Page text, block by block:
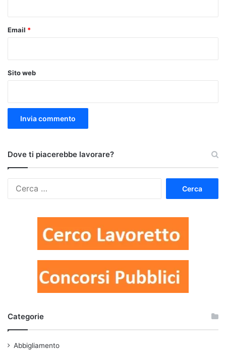
Email *
Sito web
Dove ti piacerebbe lavorare?
Categorie
Abbigliamento